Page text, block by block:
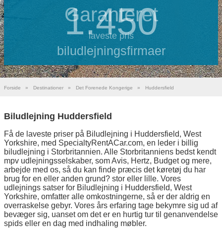
1.450
biludlejningsfirmaer
Garanteret
laveste pris
Forside » Destinationer » Det Forenede Kongerige » Huddersfield
Biludlejning Huddersfield
Få de laveste priser på Biludlejning i Huddersfield, West
Yorkshire, med SpecialtyRentACar.com, en leder i billig
biludlejning i Storbritannien. Alle Storbritanniens bedst kendt
mpv udlejningsselskaber, som Avis, Hertz, Budget og mere,
arbejde med os, så du kan finde præcis det køretøj du har
brug for en eller anden grund? stor eller lille. Vores
udlejnings satser for Biludlejning i Huddersfield, West
Yorkshire, omfatter alle omkostningerne, så er der aldrig en
overraskelse gebyr. Vores års erfaring tage bekymre sig ud af
bevæger sig, uanset om det er en hurtig tur til genanvendelse
spids eller en dag med indhaling møbler.